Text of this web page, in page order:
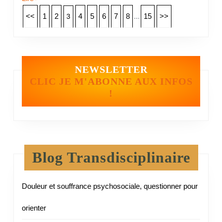
<< 1 2 3 4 5 6 7 8 ... 15 >>
NEWSLETTER
CLIC JE M'ABONNE AUX INFOS
!
Blog Transdisciplinaire
Douleur et souffrance psychosociale, questionner pour
orienter